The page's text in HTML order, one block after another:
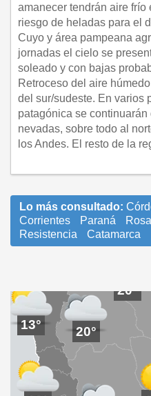
amanecer tendrán aire
riesgo de heladas para el
Cuyo y área pampeana
jornadas el cielo se
soleado y con bajas
Retroceso del aire
del sur/sudeste. En varios
patagónica se
nevadas, sobre todo al
los Andes. El resto de la
Lo más consultado:
Corrientes
Paraná
Resistencia
Catamarca
19°
20°
20°
17°
20°
13° 20°
19°